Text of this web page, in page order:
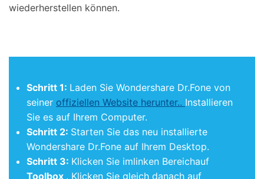
wiederherstellen können.
Schritt 1: Laden Sie Wondershare Dr.Fone von
seiner offiziellen Website herunter.. Installieren
Sie es auf Ihrem Computer.
Schritt 2: Starten Sie das neu installierte
Wondershare Dr.Fone auf Ihrem Desktop.
Schritt 3: Klicken Sie imlinken Bereichauf
Toolbox . Klicken Sie gleich danach auf